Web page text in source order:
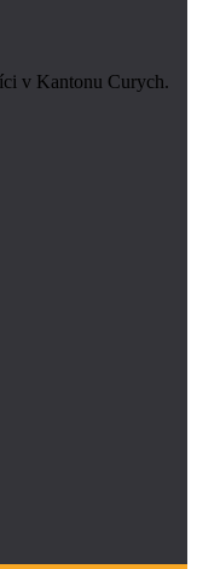
v Kantonu Curych.